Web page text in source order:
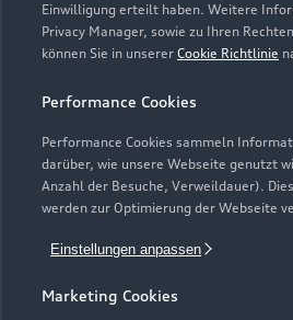
Einwilligung erteilt haben. Weitere
Privacy Manager, sowie zu Ihren
können Sie in unserer Cookie Richtlinie
Performance Cookies
Performance Cookies sammeln
darüber, wie unsere Webseite genutzt
Anzahl der Besuche, Verweildauer).
werden zur Optimierung der Webseite
Einstellungen anpassen
Marketing Cookies
Modelle
Elektromodelle
Plug-in-Hybride
Neuwagensuche
Gebrauchtwagensuche
Service & Zubehör
Saisonale Angebote
Audi Services
Garantie
Support
Über Audi